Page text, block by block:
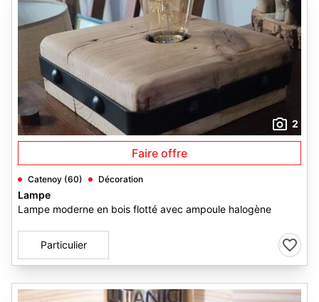
2
Faire offre
Catenoy (60) Décoration
Lampe
Lampe moderne en bois flotté avec ampoule halogène
Particulier